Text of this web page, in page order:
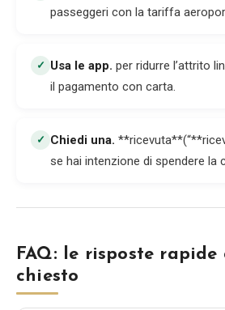
passeggeri con la tariffa
✓ Usa le app. per ridurre l’attrito
il pagamento con carta.
✓ Chiedi una.
se hai intenzione di spendere la
FAQ: le risposte rapide
chiesto